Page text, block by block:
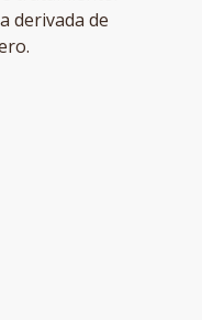
derivada de